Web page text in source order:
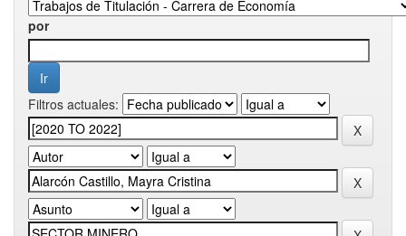
por
Filtros actuales: